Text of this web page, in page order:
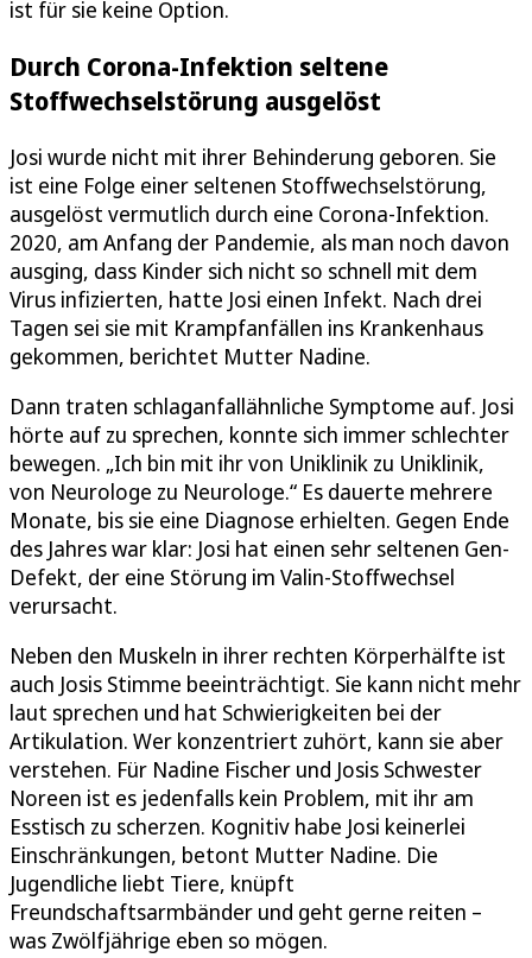
ist für sie keine Option.
Durch Corona-Infektion seltene
Stoffwechselstörung ausgelöst
Josi wurde nicht mit ihrer Behinderung geboren. Sie
ist eine Folge einer seltenen Stoffwechselstörung,
ausgelöst vermutlich durch eine Corona-Infektion.
2020, am Anfang der Pandemie, als man noch davon
ausging, dass Kinder sich nicht so schnell mit dem
Virus infizierten, hatte Josi einen Infekt. Nach drei
Tagen sei sie mit Krampfanfällen ins Krankenhaus
gekommen, berichtet Mutter Nadine.
Dann traten schlaganfallähnliche Symptome auf. Josi
hörte auf zu sprechen, konnte sich immer schlechter
bewegen. „Ich bin mit ihr von Uniklinik zu Uniklinik,
von Neurologe zu Neurologe.“ Es dauerte mehrere
Monate, bis sie eine Diagnose erhielten. Gegen Ende
des Jahres war klar: Josi hat einen sehr seltenen Gen-
Defekt, der eine Störung im Valin-Stoffwechsel
verursacht.
Neben den Muskeln in ihrer rechten Körperhälfte ist
auch Josis Stimme beeinträchtigt. Sie kann nicht mehr
laut sprechen und hat Schwierigkeiten bei der
Artikulation. Wer konzentriert zuhört, kann sie aber
verstehen. Für Nadine Fischer und Josis Schwester
Noreen ist es jedenfalls kein Problem, mit ihr am
Esstisch zu scherzen. Kognitiv habe Josi keinerlei
Einschränkungen, betont Mutter Nadine. Die
Jugendliche liebt Tiere, knüpft
Freundschaftsarmbänder und geht gerne reiten –
was Zwölfjährige eben so mögen.